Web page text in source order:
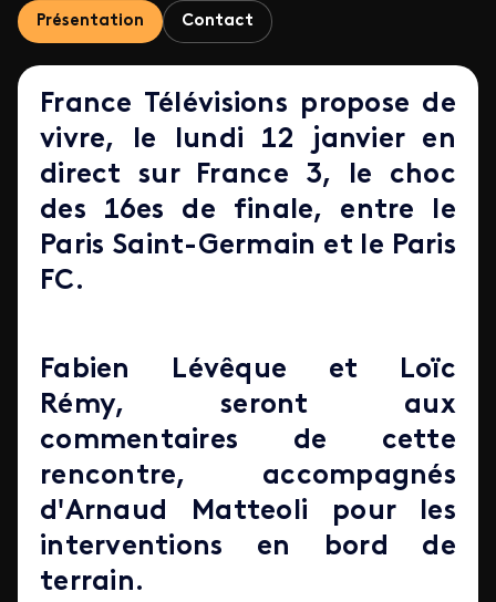
Présentation Contact
France Télévisions propose de
vivre, le lundi 12 janvier en
direct sur France 3, le choc
des 16es de finale, entre le
Paris Saint-Germain et le Paris
FC.
Fabien Lévêque et Loïc
Rémy, seront aux
commentaires de cette
rencontre, accompagnés
d'Arnaud Matteoli pour les
interventions en bord de
terrain.